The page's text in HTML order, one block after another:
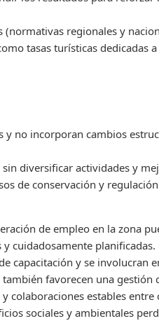
regionales y
tasas turísticas dedicadas
y no incorporan cambios
diversificar actividades y
de conservación y
de empleo en la zona
cuidadosamente planificadas.
capacitación y se involucran
favorecen una gestión
colaboraciones estables
sociales y ambientales